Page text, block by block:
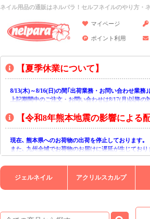
ネイル用品の通販はネルパラ！セルフネイルのやり方・
マイページ
ポイント利用
【夏季休業について】
8/13(木)～8/16(日)の間｢出荷業務・お問い合わせ業務
上記期間中のご注文・お問い合わせは8/17(月)以降
【令和8年熊本地震の影響による
現在､ 熊本県へのお荷物の出荷を停止しております｡
また､ 九州全域でお荷物のお届けに遅延が生じており
ご不便をおかけいたしますが､ 何卒ご理解賜ります
ジェルネイル アクリルスカルプ